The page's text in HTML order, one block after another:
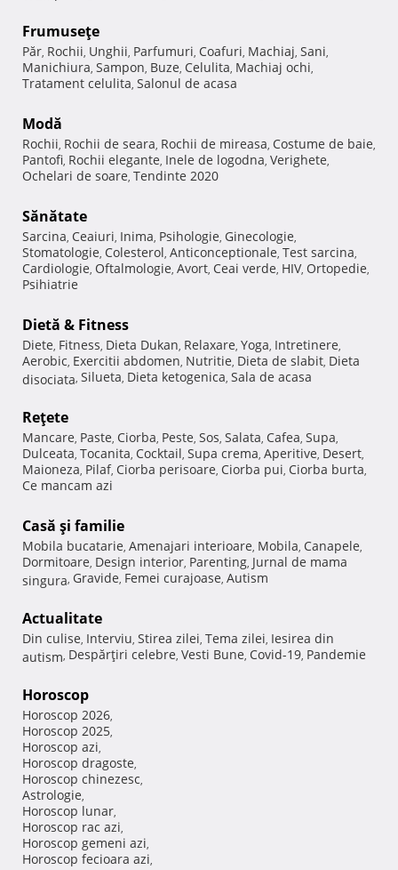
Frumuseţe
Păr, Rochii, Unghii, Parfumuri, Coafuri, Machiaj, Sani,
Manichiura, Sampon, Buze, Celulita, Machiaj ochi,
Tratament celulita, Salonul de acasa
Modă
Rochii, Rochii de seara, Rochii de mireasa, Costume de baie,
Pantofi, Rochii elegante, Inele de logodna, Verighete,
Ochelari de soare, Tendinte 2020
Sănătate
Sarcina, Ceaiuri, Inima, Psihologie, Ginecologie,
Stomatologie, Colesterol, Anticonceptionale, Test sarcina,
Cardiologie, Oftalmologie, Avort, Ceai verde, HIV, Ortopedie,
Psihiatrie
Dietă & Fitness
Diete, Fitness, Dieta Dukan, Relaxare, Yoga, Intretinere,
Aerobic, Exercitii abdomen, Nutritie, Dieta de slabit, Dieta
disociata, Silueta, Dieta ketogenica, Sala de acasa
Reţete
Mancare, Paste, Ciorba, Peste, Sos, Salata, Cafea, Supa,
Dulceata, Tocanita, Cocktail, Supa crema, Aperitive, Desert,
Maioneza, Pilaf, Ciorba perisoare, Ciorba pui, Ciorba burta,
Ce mancam azi
Casă şi familie
Mobila bucatarie, Amenajari interioare, Mobila, Canapele,
Dormitoare, Design interior, Parenting, Jurnal de mama
singura, Gravide, Femei curajoase, Autism
Actualitate
Din culise, Interviu, Stirea zilei, Tema zilei, Iesirea din
autism, Despărţiri celebre, Vesti Bune, Covid-19, Pandemie
Horoscop
Horoscop 2026,
Horoscop 2025,
Horoscop azi,
Horoscop dragoste,
Horoscop chinezesc,
Astrologie,
Horoscop lunar,
Horoscop rac azi,
Horoscop gemeni azi,
Horoscop fecioara azi,